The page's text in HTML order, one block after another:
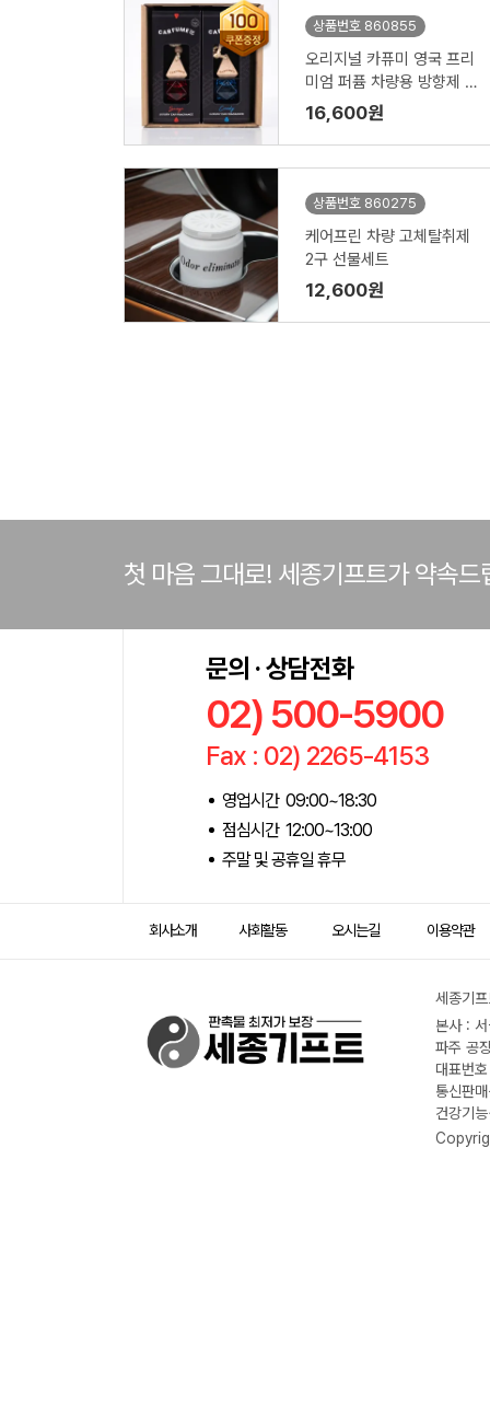
상품번호 860855
오리지널 카퓨미 영국 프리
미엄 퍼퓸 차량용 방향제 2
개
16,600원
상품번호 860275
케어프린 차량 고체탈취제
2구 선물세트
12,600원
첫 마음 그대로! 세종기프트가 약속드
문의 · 상담전화
02) 500-5900
Fax : 02) 2265-4153
영업시간 09:00~18:30
점심시간 12:00~13:00
주말 및 공휴일 휴무
회사소개 사회활동 오시는길 이용약관
세종기
본사 :
파주 공
대표번
통신판
건강기